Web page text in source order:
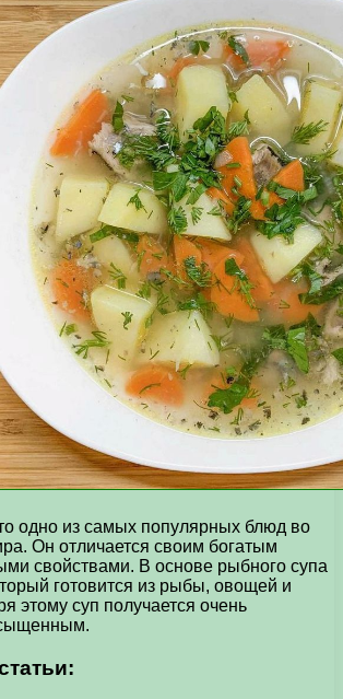
одно из самых популярных блюд во
Он отличается своим богатым
свойствами. В основе рыбного супа
готовится из рыбы, овощей и
этому суп получается очень